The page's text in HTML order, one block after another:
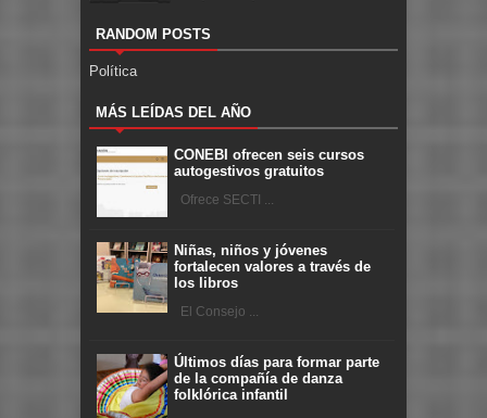
RANDOM POSTS
Política
MÁS LEÍDAS DEL AÑO
CONEBI ofrecen seis cursos
autogestivos gratuitos
Ofrece SECTI ...
Niñas, niños y jóvenes
fortalecen valores a través de
los libros
El Consejo ...
Últimos días para formar parte
de la compañía de danza
folklórica infantil